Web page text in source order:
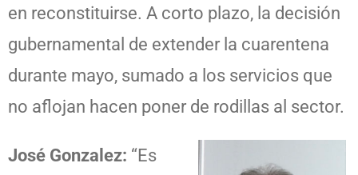
en reconstituirse. A corto plazo, la decisión
gubernamental de extender la cuarentena
durante mayo, sumado a los servicios que
no aflojan hacen poner de rodillas al sector.
José Gonzalez: “Es